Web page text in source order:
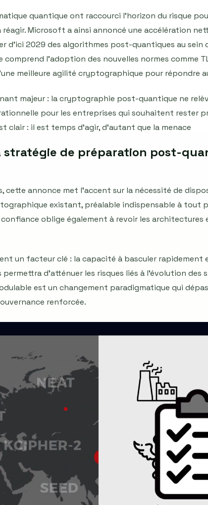
quantique ont raccourci l'horizon du risque
Microsoft a ainsi annoncé une accélération
d'ici 2029 des algorithmes post-quantiques au sein
l'adoption des nouvelles normes comme
meilleure agilité cryptographique pour répondre
majeur : la cryptographie post-quantique ne
pour les entreprises qui souhaitent rester
clair : il est temps d'agir, d'autant que la menace
stratégie de préparation post-
cette annonce met l'accent sur la nécessité de
existant, préalable indispensable à tout
oblige également à revoir les architectures
un facteur clé : la capacité à basculer rapidement
d'atténuer les risques liés à l'évolution des
est un changement paradigmatique qui
renforcée.